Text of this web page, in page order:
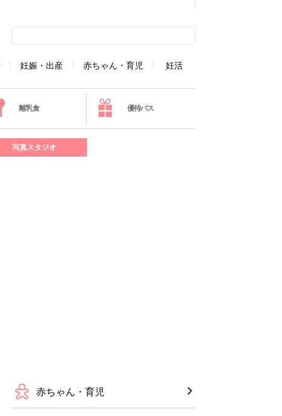
妊娠・出産 赤ちゃん・育児 妊活
離乳食 優待パス
写真スタジオ
赤ちゃん・育児